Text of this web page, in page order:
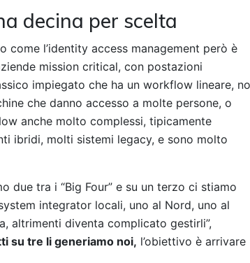
decina per scelta
l’identity access management però è
mission critical, con postazioni
impiegato che ha un workflow lineare,
che danno accesso a molte persone, o
anche molto complessi, tipicamente
ibridi, molti sistemi legacy, e sono molto
due tra i “Big Four” e su un terzo ci stiamo
integrator locali, uno al Nord, uno al
altrimenti diventa complicato gestirli”,
su tre li generiamo noi, l’obiettivo è arrivare